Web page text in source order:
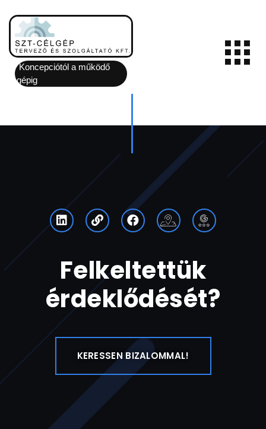
Koncepciótól a működő
gépig
Helló Világ!
Üdvözlet a WordPress-ben! Ez az első bejegyzés,
amelyet lehet akár módosítani, akár törölni, aztán
Felkeltettük
érdeklődését?
KERESSEN BIZALOMMAL!